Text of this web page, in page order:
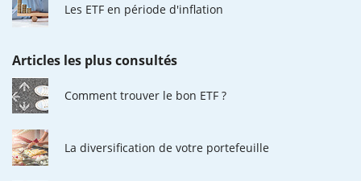
Les ETF en période d'inflation
Articles les plus consultés
Comment trouver le bon ETF ?
La diversification de votre portefeuille